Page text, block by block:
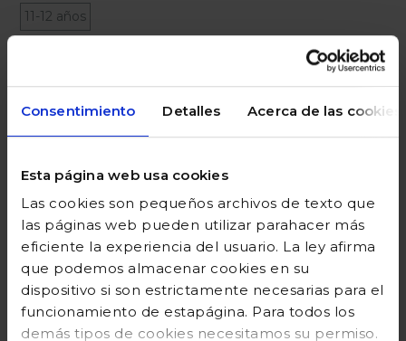
Consentimiento Detalles Acerca de las cookies
Esta página web usa cookies
Las cookies son pequeños archivos de texto que
las páginas web pueden utilizar parahacer más
eficiente la experiencia del usuario. La ley afirma
que podemos almacenar cookies en su
dispositivo si son estrictamente necesarias para el
funcionamiento de estapágina. Para todos los
demás tipos de cookies necesitamos su permiso.
11-12 años
Añadir a la cesta
DESCRIPCIÓN
COMPOSICIÓN
GUÍA DE TALLAS